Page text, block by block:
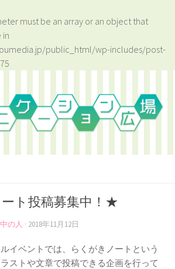
must be an array or an object that
in
public_html/wp-includes/post-
ト投稿募集中！★
の人 · 2018年11月12日
イベントでは、らくがきノートという
ストや文章で投稿できる企画を行って